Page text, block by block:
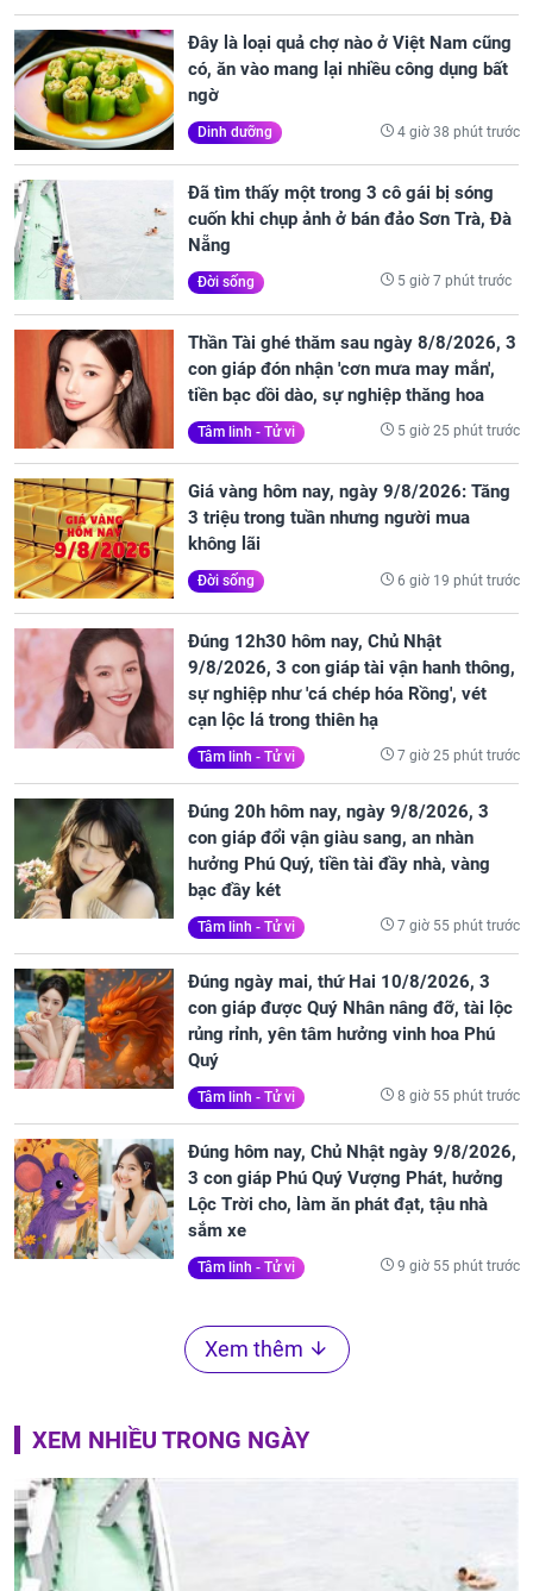
Đây là loại quả chợ nào ở Việt Nam cũng
có, ăn vào mang lại nhiều công dụng bất
ngờ
Dinh dưỡng 4 giờ 38 phút trước
Đã tìm thấy một trong 3 cô gái bị sóng
cuốn khi chụp ảnh ở bán đảo Sơn Trà, Đà
Nẵng
Đời sống 5 giờ 7 phút trước
Thần Tài ghé thăm sau ngày 8/8/2026, 3
con giáp đón nhận 'cơn mưa may mắn',
tiền bạc dồi dào, sự nghiệp thăng hoa
Tâm linh - Tử vi 5 giờ 25 phút trước
Giá vàng hôm nay, ngày 9/8/2026: Tăng
3 triệu trong tuần nhưng người mua
không lãi
Đời sống 6 giờ 19 phút trước
Đúng 12h30 hôm nay, Chủ Nhật
9/8/2026, 3 con giáp tài vận hanh thông,
sự nghiệp như 'cá chép hóa Rồng', vét
cạn lộc lá trong thiên hạ
Tâm linh - Tử vi 7 giờ 25 phút trước
Đúng 20h hôm nay, ngày 9/8/2026, 3
con giáp đổi vận giàu sang, an nhàn
hưởng Phú Quý, tiền tài đầy nhà, vàng
bạc đầy két
Tâm linh - Tử vi 7 giờ 55 phút trước
Đúng ngày mai, thứ Hai 10/8/2026, 3
con giáp được Quý Nhân nâng đỡ, tài lộc
rủng rỉnh, yên tâm hưởng vinh hoa Phú
Quý
Tâm linh - Tử vi 8 giờ 55 phút trước
Đúng hôm nay, Chủ Nhật ngày 9/8/2026,
3 con giáp Phú Quý Vượng Phát, hưởng
Lộc Trời cho, làm ăn phát đạt, tậu nhà
sắm xe
Tâm linh - Tử vi 9 giờ 55 phút trước
Xem thêm
XEM NHIỀU TRONG NGÀY